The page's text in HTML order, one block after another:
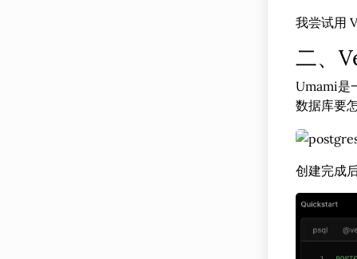
我尝试用
二、
Umami是
数据库要
创建完成